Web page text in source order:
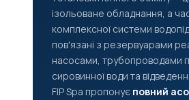
ізольоване обладнання, а
комплексної системи
пов'язані з резервуарами
насосами, трубопроводами
сировинної води та
FIP Spa пропонує повний